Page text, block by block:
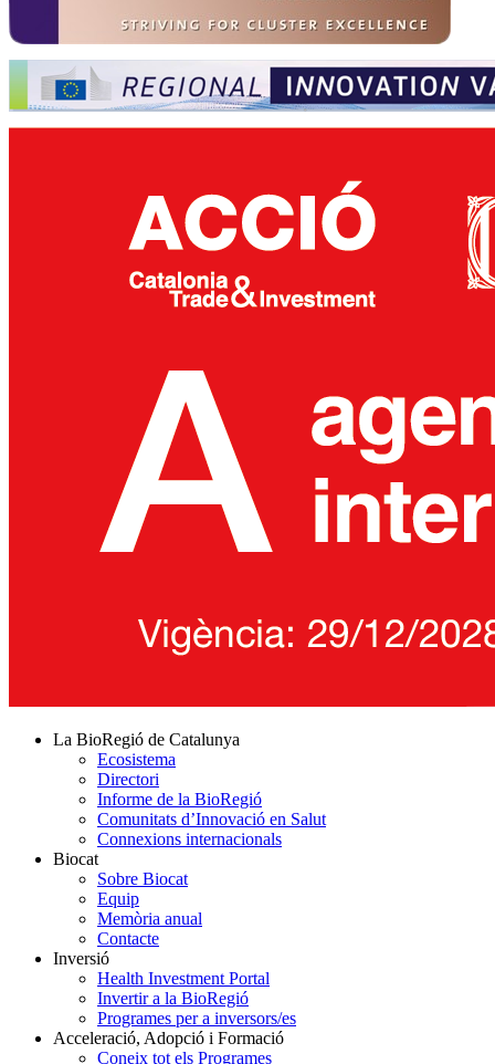
La BioRegió de Catalunya
Ecosistema
Directori
Informe de la BioRegió
Comunitats d’Innovació en Salut
Connexions internacionals
Biocat
Sobre Biocat
Equip
Memòria anual
Contacte
Inversió
Health Investment Portal
Invertir a la BioRegió
Programes per a inversors/es
Acceleració, Adopció i Formació
Coneix tot els Programes